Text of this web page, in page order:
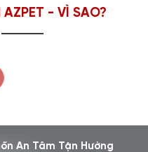
AZPET - VÌ SAO?
An Tâm Tận Hưởng